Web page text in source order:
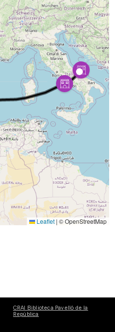
Leaflet | © OpenStreetMap
CRAI Biblioteca Pavelló de la
República